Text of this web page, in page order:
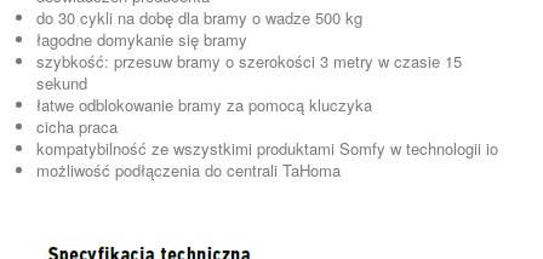
do 30 cykli na dobę dla bramy o wadze 500 kg
łagodne domykanie się bramy
szybkość: przesuw bramy o szerokości 3 metry w czasie 15
sekund
łatwe odblokowanie bramy za pomocą kluczyka
cicha praca
kompatybilność ze wszystkimi produktami Somfy w technologii io
możliwość podłączenia do centrali TaHoma